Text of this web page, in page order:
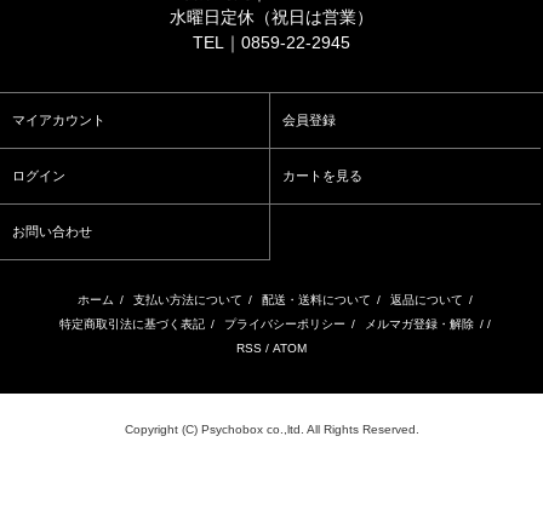
水曜日定休（祝日は営業）
TEL｜0859-22-2945
マイアカウント 会員登録
ログイン カートを見る
お問い合わせ
ホーム / 支払い方法について / 配送・送料について / 返品について /
特定商取引法に基づく表記 / プライバシーポリシー / メルマガ登録・解除 / /
RSS / ATOM
Copyright (C) Psychobox co.,ltd. All Rights Reserved.